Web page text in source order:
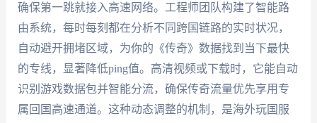
确保第一跳就接入高速网络。工程师团队构建了智能路
由系统，每时每刻都在分析不同跨国链路的实时状况，
自动避开拥堵区域，为你的《传奇》数据找到当下最快
的专线，显著降低ping值。高清视频或下载时，它能自动
识别游戏数据包并智能分流，确保传奇流量优先享用专
属回国高速通道。这种动态调整的机制，是海外玩国服